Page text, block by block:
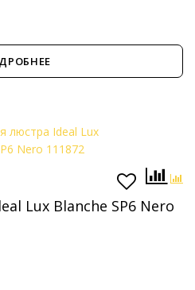
Lux Blanche SP6 Nero